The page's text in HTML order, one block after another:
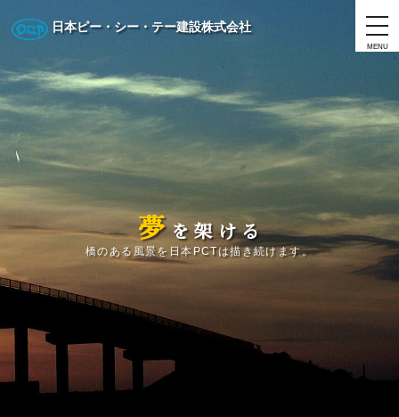
日本ピー・シー・テー建設株式会社
MENU
夢 を 架 け る
橋のある風景を日本PCTは描き続けます。